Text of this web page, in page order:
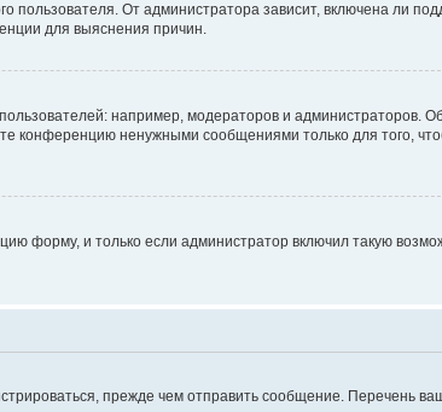
От администратора зависит, включена ли
для выяснения причин.
например, модераторов и администраторов.
конференцию ненужными сообщениями только для того,
форму, и только если администратор включил такую
прежде чем отправить сообщение. Перечень